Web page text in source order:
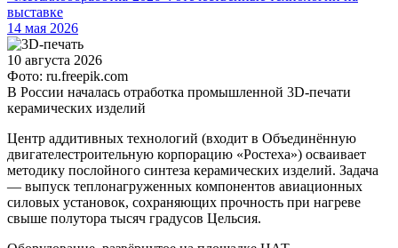
выставке
14 мая 2026
10 августа 2026
Фото: ru.freepik.com
В России началась отработка промышленной 3D-печати
керамических изделий
Центр аддитивных технологий (входит в Объединённую
двигателестроительную корпорацию «Ростеха») осваивает
методику послойного синтеза керамических изделий. Задача
— выпуск теплонагруженных компонентов авиационных
силовых установок, сохраняющих прочность при нагреве
свыше полутора тысяч градусов Цельсия.